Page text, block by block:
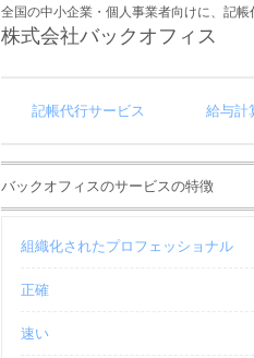
全国の中小企業・個人事業者向けに、記
株式会社バックオフィス
記帳代行サービス 給与計
バックオフィスのサービスの特徴
組織化されたプロフェッショナル
正確
速い